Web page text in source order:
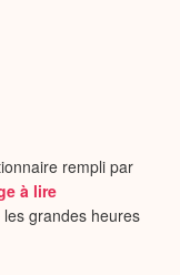
rempli par
à lire
grandes heures